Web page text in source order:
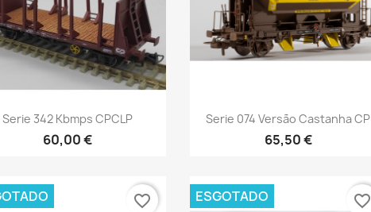
Vista rápida
Serie 342 Kbmps CPCLP
60,00 €
Vista rápida
Serie 074 Versão Castanha CP
65,50 €
favorite_border ESGOTADO favorite_border